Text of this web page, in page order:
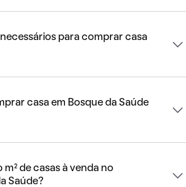
para comprar casa
casa em Bosque da Saúde
de casas à venda no
Saúde?